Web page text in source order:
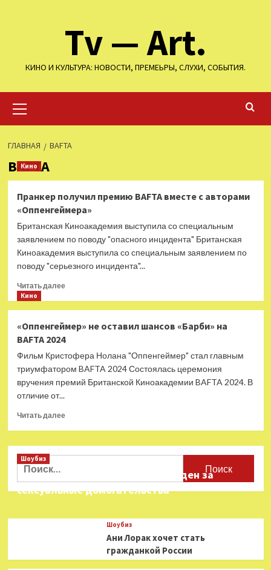
Tv — Art.
КИНО И КУЛЬТУРА: НОВОСТИ, ПРЕМЕЬРЫ, СЛУХИ, СОБЫТИЯ.
меню
ГЛАВНАЯ BAFTA
BAFTA
Кино
Пранкер получил премию BAFTA вместе с авторами
«Оппенгеймера»
Британская Киноакадемия выступила со специальным
заявлением по поводу "опасного инцидента" Британская
Киноакадемия выступила со специальным заявлением по
поводу "серьезного инцидента"...
Читать далееПрочитать
получил
премию
BAFTA
вместе
авторами
«Оппенгеймера»
Кино
«Оппенгеймер» не оставил шансов «Барби» на
BAFTA 2024
Фильм Кристофера Нолана "Оппенгеймер" стал главным
триумфатором BAFTA 2024 Состоялась церемония
вручения премий Британской Киноакадемии BAFTA 2024. В
отличие от...
Читать далееПрочитать
«Оппенгеймер»
шансов
«Барби»
BAFTA
Найти:
Шоубиз
Звезда «Игры в кальмара» осужден за
сексуальные домогательства
Шоубиз
Ани Лорак хочет стать
гражданкой России